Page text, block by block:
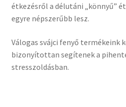
étkezésről a délutáni „könnyű”
egyre népszerűbb lesz.
Válogas svájci fenyő termékeink
bizonyítottan segítenek a
stresszoldásban.